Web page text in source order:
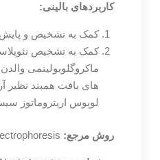
کاربردهای بالینی:
کمک به تشخیص و پایش
کمک به تشخیص
ماکروگلوبولینمی
های بافت همبند نظیر
لوپوس اریتروماتوز
روش مرجع: